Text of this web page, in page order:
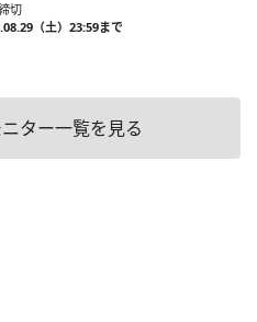
切
（土）23:59まで
ター一覧を見る